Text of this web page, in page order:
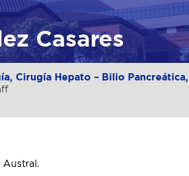
Casares
Cirugía Hepato – Bilio Pancreática,
Austral.